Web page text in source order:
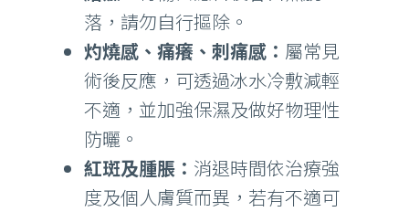
落，請勿自行摳除。
灼燒感、痛癢、刺痛感： 屬常見
術後反應，可透過冰水冷敷減輕
不適，並加強保濕及做好物理性
防曬。
紅斑及腫脹： 消退時間依治療強
度及個人膚質而異，若有不適可